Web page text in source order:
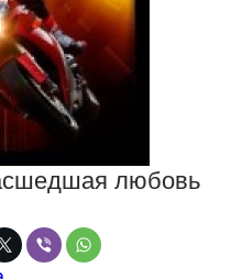
любовь